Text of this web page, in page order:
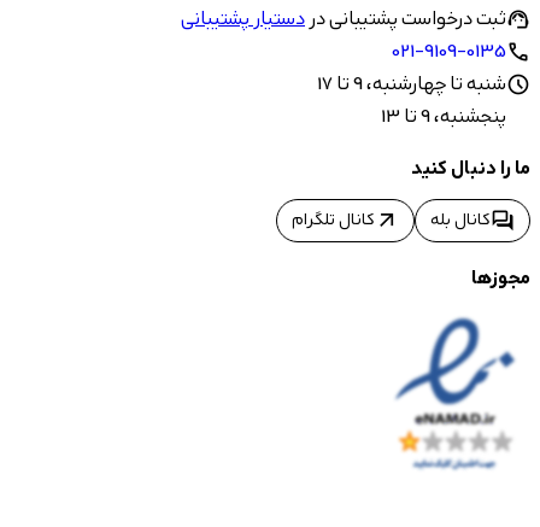
support_agentثبت درخواست پشتیبانی دردستیار پشتیبانی
call
021-9109-0135
scheduleشنبه تا چهارشنبه، 9 تا 17
پنجشنبه، 9 تا 13
ما را دنبال کنید
forumکانال بله arrow_outward کانال تلگرام
مجوزها